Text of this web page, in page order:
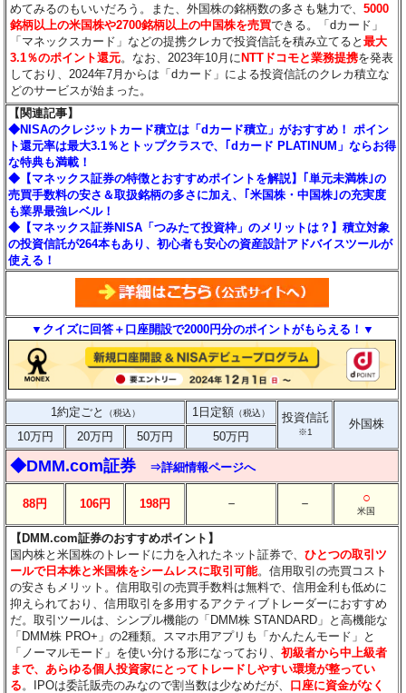
めてみるのもいいだろう。また、外国株の銘柄数の多さも魅力で、5000
銘柄以上の米国株や2700銘柄以上の中国株を売買できる。「dカード」
「マネックスカード」などの提携クレカで投資信託を積み立てると最大
3.1％のポイント還元。なお、2023年10月に NTTドコモと業務提携を発表
しており、2024年7月からは「dカード」による投資信託のクレカ積立な
どのサービスが始まった。
【関連記事】
◆NISAのクレジットカード積立は「dカード積立」がおすすめ！ ポイン
ト還元率は最大3.1％とトップクラスで、｢dカード PLATINUM」ならお得
な特典も満載！
◆【マネックス証券の特徴とおすすめポイントを解説】｢単元未満株｣の
売買手数料の安さ＆取扱銘柄の多さに加え、｢米国株・中国株｣の充実度
も業界最強レベル！
◆【マネックス証券NISA「つみたて投資枠」のメリットは？】積立対象
の投資信託が264本もあり、初心者も安心の資産設計アドバイスツールが
使える！
▼クイズに回答＋口座開設で2000円分のポイントがもらえる！▼
1約定ごと （税込） 1日定額 （税込） 投資信託
※1
外国株
10万円
20万円 50万円 50万円
◆DMM.com証券 ⇒詳細情報ページへ
88円 106円 198円 － － ○
米国
【DMM.com証券のおすすめポイント】
国内株と米国株のトレードに力を入れたネット証券で、ひとつの取引ツ
ールで日本株と米国株をシームレスに取引可能。信用取引の売買コスト
の安さもメリット。信用取引の売買手数料は無料で、信用金利も低めに
抑えられており、信用取引を多用するアクティブトレーダーにおすすめ
だ。取引ツールは、シンプル機能の「DMM株 STANDARD」と高機能な
「DMM株 PRO+」の2種類。スマホ用アプリも「かんたんモード」と
「ノーマルモード」を使い分ける形になっており、初級者から中上級者
まで、あらゆる個人投資家にとってトレードしやすい環境が整ってい
る 。IPOは委託販売のみなので割当数は少なめだが、 口座に資金がなく